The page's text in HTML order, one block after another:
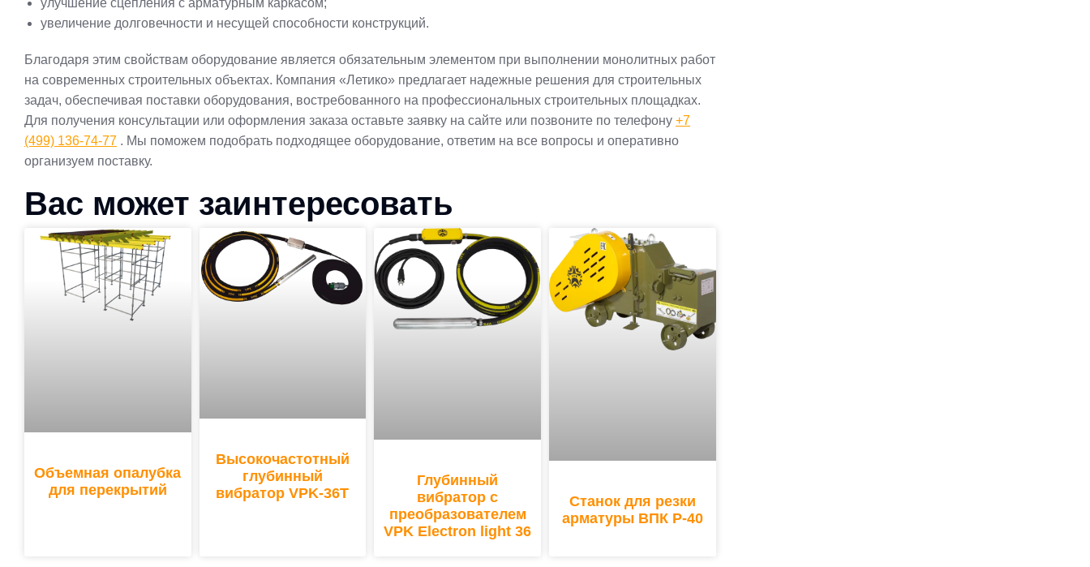
улучшение сцепления с арматурным каркасом;
увеличение долговечности и несущей способности конструкций.
Благодаря этим свойствам оборудование является обязательным элементом при выполнении монолитных работ
на современных строительных объектах. Компания «Летико» предлагает надежные решения для строительных
задач, обеспечивая поставки оборудования, востребованного на профессиональных строительных площадках.
Для получения консультации или оформления заказа оставьте заявку на сайте или позвоните по телефону +7
(499) 136-74-77 . Мы поможем подобрать подходящее оборудование, ответим на все вопросы и оперативно
организуем поставку.
Вас может заинтересовать
Объемная опалубка
для перекрытий
Высокочастотный
глубинный
вибратор VPK-36T
Глубинный
вибратор с
преобразователем
VPK Electron light 36
Станок для резки
арматуры ВПК Р-40